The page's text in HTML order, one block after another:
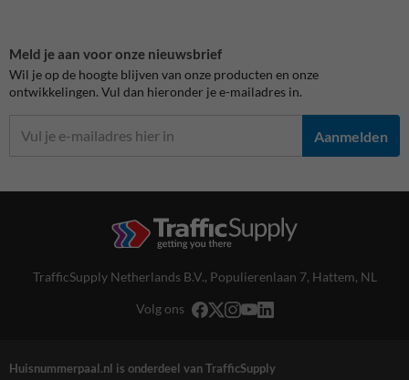
Meld je aan voor onze nieuwsbrief
Wil je op de hoogte blijven van onze producten en onze
ontwikkelingen. Vul dan hieronder je e-mailadres in.
Aanmelden
TrafficSupply Netherlands B.V., Populierenlaan 7, Hattem, NL
Volg ons
Huisnummerpaal.nl is onderdeel van TrafficSupply